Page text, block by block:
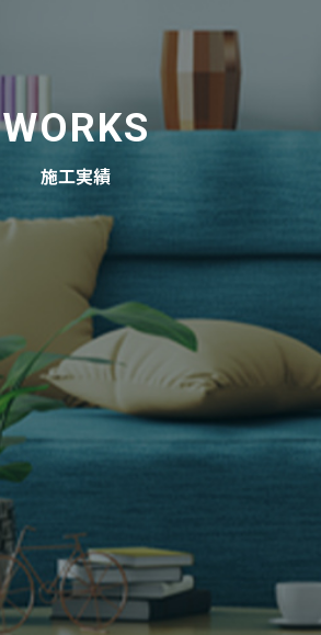
WORKS
施工実績